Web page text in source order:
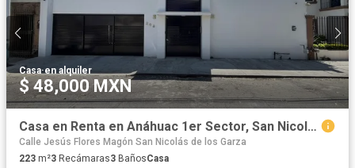
Casa·en alquiler
$ 48,000 MXN
Casa en Renta en Anáhuac 1er Sector, San Nicolás de los Garza, N.L.
Calle Jesús Flores Magón San Nicolás de los Garza
223 m²3 Recámaras3 BañosCasa